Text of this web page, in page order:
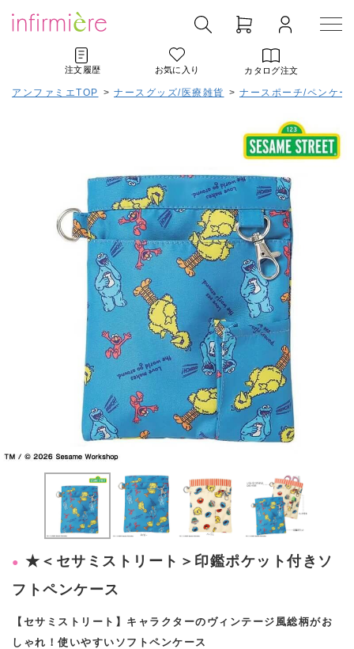
注文履歴 お気に入り カタログ注文
アンファミエTOP > ナースグッズ/医療雑貨 > ナースポーチ/ペンケー
★＜セサミストリート＞印鑑ポケット付きソ
フトペンケース
【セサミストリート】キャラクターのヴィンテージ風総柄がお
しゃれ！使いやすいソフトペンケース